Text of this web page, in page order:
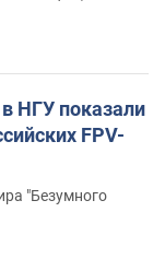
НГУ показали
FPV-
"Безумного